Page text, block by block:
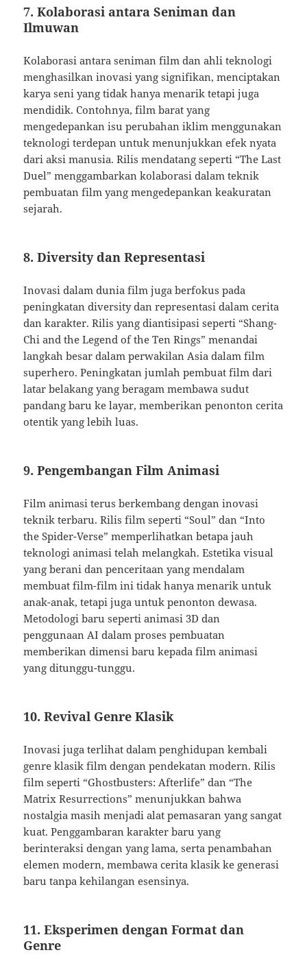
7. Kolaborasi antara Seniman dan
Ilmuwan
Kolaborasi antara seniman film dan ahli teknologi
menghasilkan inovasi yang signifikan, menciptakan
karya seni yang tidak hanya menarik tetapi juga
mendidik. Contohnya, film barat yang
mengedepankan isu perubahan iklim menggunakan
teknologi terdepan untuk menunjukkan efek nyata
dari aksi manusia. Rilis mendatang seperti “The Last
Duel” menggambarkan kolaborasi dalam teknik
pembuatan film yang mengedepankan keakuratan
sejarah.
8. Diversity dan Representasi
Inovasi dalam dunia film juga berfokus pada
peningkatan diversity dan representasi dalam cerita
dan karakter. Rilis yang diantisipasi seperti “Shang-
Chi and the Legend of the Ten Rings” menandai
langkah besar dalam perwakilan Asia dalam film
superhero. Peningkatan jumlah pembuat film dari
latar belakang yang beragam membawa sudut
pandang baru ke layar, memberikan penonton cerita
otentik yang lebih luas.
9. Pengembangan Film Animasi
Film animasi terus berkembang dengan inovasi
teknik terbaru. Rilis film seperti “Soul” dan “Into
the Spider-Verse” memperlihatkan betapa jauh
teknologi animasi telah melangkah. Estetika visual
yang berani dan penceritaan yang mendalam
membuat film-film ini tidak hanya menarik untuk
anak-anak, tetapi juga untuk penonton dewasa.
Metodologi baru seperti animasi 3D dan
penggunaan AI dalam proses pembuatan
memberikan dimensi baru kepada film animasi
yang ditunggu-tunggu.
10. Revival Genre Klasik
Inovasi juga terlihat dalam penghidupan kembali
genre klasik film dengan pendekatan modern. Rilis
film seperti “Ghostbusters: Afterlife” dan “The
Matrix Resurrections” menunjukkan bahwa
nostalgia masih menjadi alat pemasaran yang sangat
kuat. Penggambaran karakter baru yang
berinteraksi dengan yang lama, serta penambahan
elemen modern, membawa cerita klasik ke generasi
baru tanpa kehilangan esensinya.
11. Eksperimen dengan Format dan
Genre